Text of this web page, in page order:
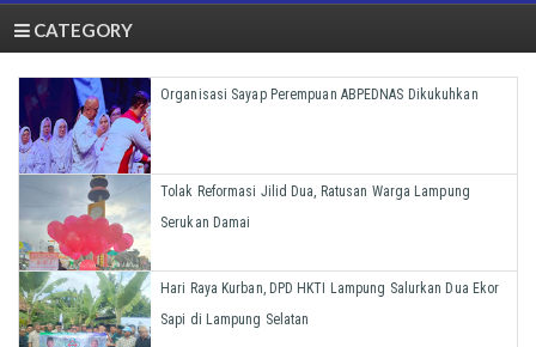
CATEGORY
Organisasi Sayap Perempuan ABPEDNAS Dikukuhkan
Tolak Reformasi Jilid Dua, Ratusan Warga Lampung
Serukan Damai
Hari Raya Kurban, DPD HKTI Lampung Salurkan Dua Ekor
Sapi di Lampung Selatan